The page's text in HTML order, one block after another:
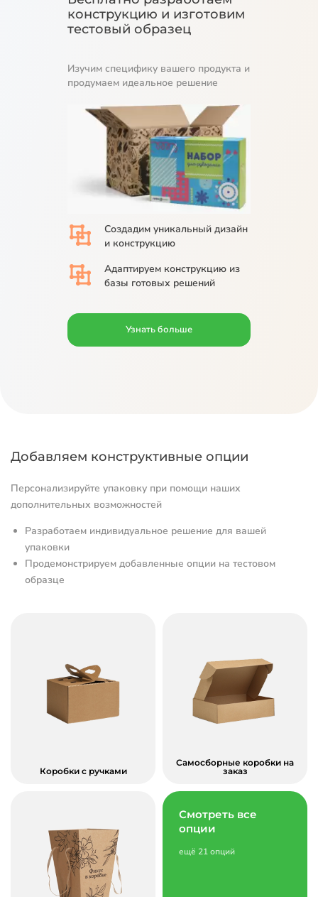
конструкцию и изготовим
тестовый образец
Изучим специфику вашего продукта и
продумаем идеальное решение
Создадим уникальный дизайн
и конструкцию
Адаптируем конструкцию из
базы готовых решений
Узнать больше
Добавляем конструктивные опции
Персонализируйте упаковку при помощи наших
дополнительных возможностей
Разработаем индивидуальное решение для вашей
упаковки
Продемонстрируем добавленные опции на тестовом
образце
Коробки с ручками
Самосборные коробки на
заказ
Смотреть все
опции
ещё 21 опций